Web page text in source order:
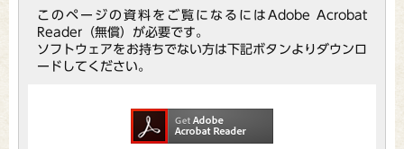
このページの資料をご覧になるにはAdobe Acrobat
Reader（無償）が必要です。
ソフトウェアをお持ちでない方は下記ボタンよりダウンロ
ードしてください。